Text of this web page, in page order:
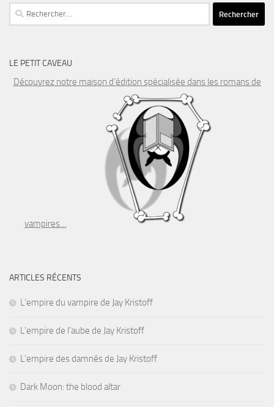
Rechercher :
LE PETIT CAVEAU
Découvrez notre maison d’édition spécialisée dans les romans de
vampires…
ARTICLES RÉCENTS
L’empire du vampire de Jay Kristoff
L’empire de l’aube de Jay Kristoff
L’empire des damnés de Jay Kristoff
Dark Moon: the blood altar